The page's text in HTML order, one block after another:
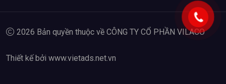
2026 Bản quyền thuộc về CÔNG TY CỔ PHẦN VILACO
Thiết kế bởi www.vietads.net.vn